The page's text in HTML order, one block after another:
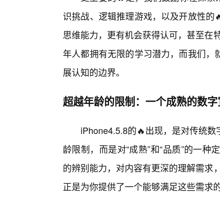
识挑战、逻辑推理游戏，以及开放性
思维能力，更有机会获得认可，甚至在
年人都拥有无限的学习潜力，而我们
展认知的边界。
超越年龄的限制：一个成熟的数
iPhone4.5.8的🔥出现，是对传统
龄限制，而是对“成熟”和“品质”的一
的辨别能力，对内容有更深的理解需求
正是为你提供了一个能够满足这些需求